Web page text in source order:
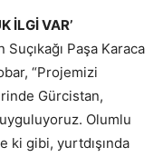
İLGİ VAR’
Paşa Karaca
“Projemizi
Gürcistan,
Olumlu
ki gibi, yurtdışında